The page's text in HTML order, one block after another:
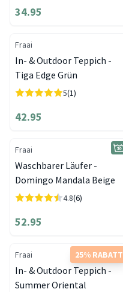
34.95
Fraai
In- & Outdoor Teppich -
Tiga Edge Grün
5(1)
42.95
Fraai
Waschbarer Läufer -
Domingo Mandala Beige
4.8(6)
52.95
25% RABATT
Fraai
In- & Outdoor Teppich -
Summer Oriental